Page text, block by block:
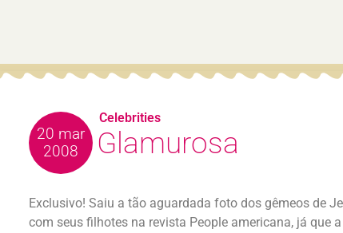
20 mar
2008
Glamurosa
Exclusivo! Saiu a tão aguardada foto dos gêmeos de
com seus filhotes na revista People americana, já que
Celebrities